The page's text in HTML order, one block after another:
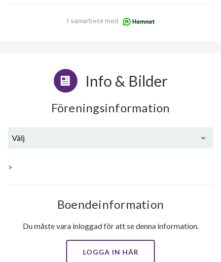
I samarbete med
Info & Bilder
Föreningsinformation
Välj
>
Boendeinformation
Du måste vara inloggad för att se denna information.
LOGGA IN HÄR